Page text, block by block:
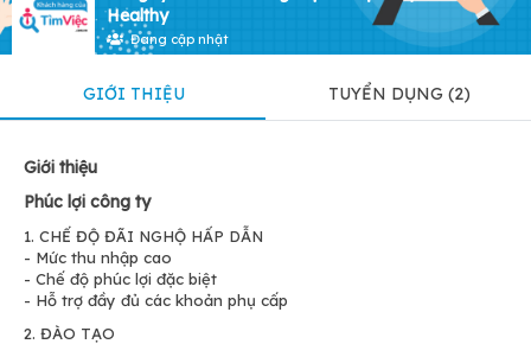
Healthy
Đang cập nhật
GIỚI THIỆU TUYỂN DỤNG (2)
Giới thiệu
Phúc lợi công ty
1. CHẾ ĐỘ ĐÃI NGHỘ HẤP DẪN
- Mức thu nhập cao
- Chế độ phúc lợi đặc biệt
- Hỗ trợ đầy đủ các khoản phụ cấp
2. ĐÀO TẠO